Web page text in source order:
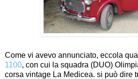
Come vi avevo annunciato, eccola
1100, con cui la squadra (DUO)
corsa vintage La Medicea. si può dire